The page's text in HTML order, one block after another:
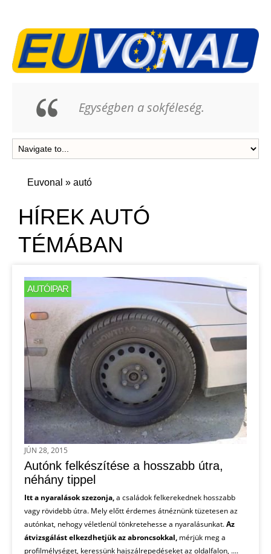
Egységben a sokféleség.
Euvonal » autó
HÍREK AUTÓ
TÉMÁBAN
AUTÓIPAR
JÚN 28, 2015
Autónk felkészítése a hosszabb útra,
néhány tippel
Itt a nyaralások szezonja,a családok felkerekednek hosszabb
vagy rövidebb útra. Mely előtt érdemes átnéznünk tüzetesen az
autónkat, nehogy véletlenül tönkretehesse a nyaralásunkat.Az
átvizsgálást elkezdhetjük az abroncsokkal, mérjük meg a
profilmélységet, keressünk hajszálrepedéseket az oldalfalon, ....